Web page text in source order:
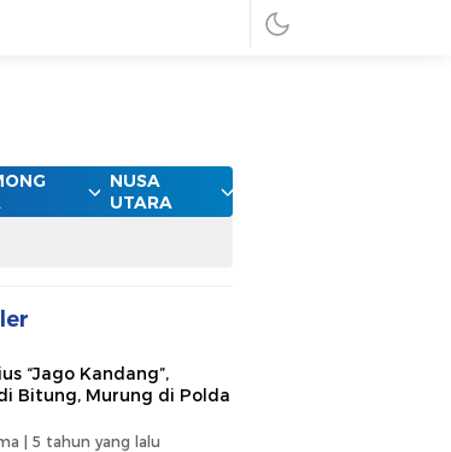
NUSA
UTARA
“Jago Kandang”,
Bitung, Murung di Polda
| 5 tahun yang lalu